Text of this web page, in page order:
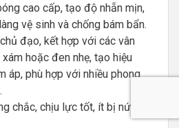
cao cấp, tạo độ nhẵn mịn,
vệ sinh và chống bám bẩn.
đạo, kết hợp với các vân
hoặc đen nhẹ, tạo hiệu
áp, phù hợp với nhiều phong
chắc, chịu lực tốt, ít bị nứt